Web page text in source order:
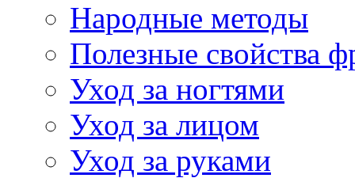
Народные методы
Полезные свойства
Уход за ногтями
Уход за лицом
Уход за руками